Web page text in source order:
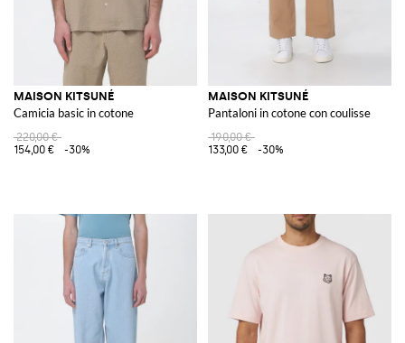
MAISON KITSUNÉ
Camicia basic in cotone
220,00 €
154,00 €
-30%
MAISON KITSUNÉ
Pantaloni in cotone con coulisse
190,00 €
133,00 €
-30%